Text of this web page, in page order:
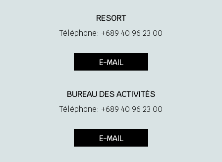
Terrasse privée
Nécessaire à thé et café
Minibar
RESORT
Téléphone: +689 40 96 23 00
E-MAIL
BUREAU DES ACTIVITÉS
Téléphone: +689 40 96 23 00
E-MAIL